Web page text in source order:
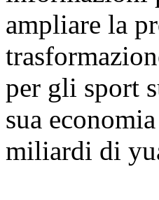
ampliare la
per gli sport
sua
miliardi di